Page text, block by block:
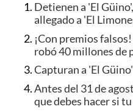
Detienen a 'El
allegado a 'El
¡Con premios
robó 40 millones de
Capturan a 'El Güino'
Antes del 31 de
que debes hacer si